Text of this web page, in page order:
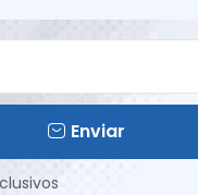
Enviar